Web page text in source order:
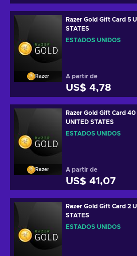
Razer
Razer Gold Gift Card 5
STATES
ESTADOS UNIDOS
A partir de
US$ 4,78
Razer
Razer Gold Gift Card 40
UNITED STATES
ESTADOS UNIDOS
A partir de
US$ 41,07
Razer Gold Gift Card 2
STATES
ESTADOS UNIDOS